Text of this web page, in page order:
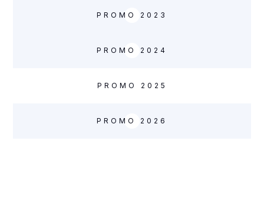
PROMO 2023
PROMO 2024
PROMO 2025
PROMO 2026